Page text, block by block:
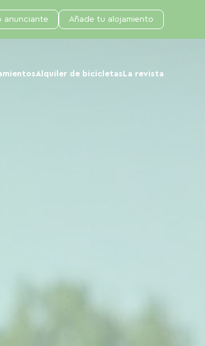
Alquiler de bicicletas La revista
anunciante Añade tu alojamiento